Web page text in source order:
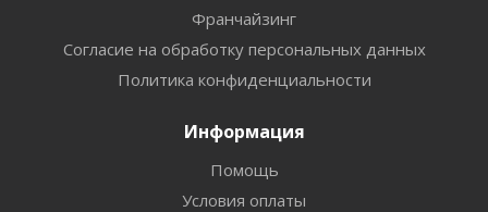
Франчайзинг
Согласие на обработку персональных данных
Политика конфиденциальности
Информация
Помощь
Условия оплаты